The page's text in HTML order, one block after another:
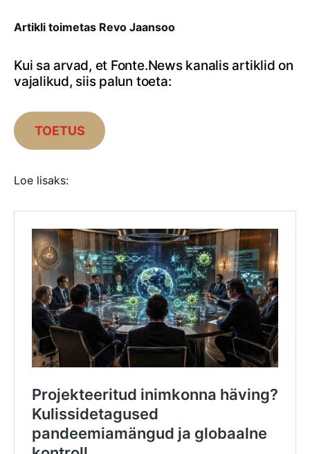
Artikli toimetas Revo Jaansoo
Kui sa arvad, et Fonte.News kanalis artiklid on
vajalikud, siis palun toeta:
TOETUS
Loe lisaks: